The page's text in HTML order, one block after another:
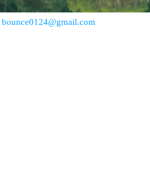
bounce0124@gmail.com